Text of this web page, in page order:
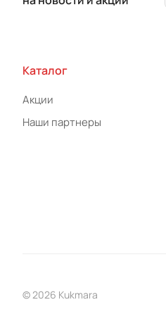
Каталог
Акции
Наши партнеры
© 2026 Kukmara